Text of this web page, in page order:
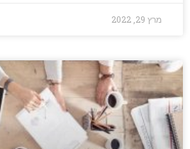
מרץ 29, 2022